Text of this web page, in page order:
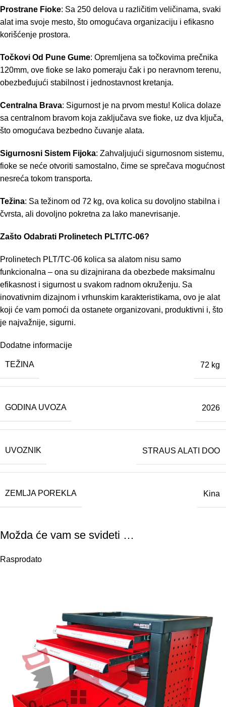
Prostrane Fioke: Sa 250 delova u različitim veličinama, svaki
alat ima svoje mesto, što omogućava organizaciju i efikasno
korišćenje prostora.
Točkovi Od Pune Gume: Opremljena sa točkovima prečnika
120mm, ove fioke se lako pomeraju čak i po neravnom terenu,
obezbeđujući stabilnost i jednostavnost kretanja.
Centralna Brava: Sigurnost je na prvom mestu! Kolica dolaze
sa centralnom bravom koja zaključava sve fioke, uz dva ključa,
što omogućava bezbedno čuvanje alata.
Sigurnosni Sistem Fijoka: Zahvaljujući sigurnosnom sistemu,
fioke se neće otvoriti samostalno, čime se sprečava mogućnost
nesreća tokom transporta.
Težina: Sa težinom od 72 kg, ova kolica su dovoljno stabilna i
čvrsta, ali dovoljno pokretna za lako manevrisanje.
Zašto Odabrati Prolinetech PLT/TC-06?
Prolinetech PLT/TC-06 kolica sa alatom nisu samo
funkcionalna – ona su dizajnirana da obezbede maksimalnu
efikasnost i sigurnost u svakom radnom okruženju. Sa
inovativnim dizajnom i vrhunskim karakteristikama, ovo je alat
koji će vam pomoći da ostanete organizovani, produktivni i, što
je najvažnije, sigurni.
Dodatne informacije
TEŽINA 72 kg
GODINA UVOZA 2026
UVOZNIK STRAUS ALATI DOO
ZEMLJA POREKLA Kina
Možda će vam se svideti …
Rasprodato